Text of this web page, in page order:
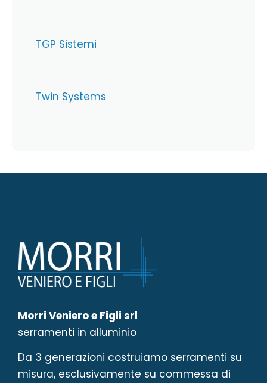
TGP Sistemi
Twin Systems
Morri Veniero e Figli srl
serramenti in alluminio
Da 3 generazioni costruiamo serramenti su
misura, esclusivamente su commessa di